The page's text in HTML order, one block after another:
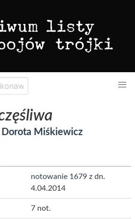
Miśkiewicz
notowanie 1679 z dn.
4.04.2014
7 not.